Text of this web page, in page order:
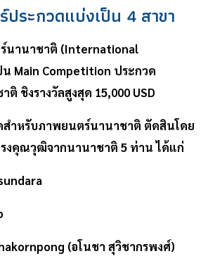
ระกวดแบ่งเป็น 4 สาขา
นานาชาติ (International
Main Competition ประกวด
ชิงรางวัลสูงสุด 15,000 USD
สำหรับภาพยนตร์นานาชาติ ตัดสินโดย
งคุณวุฒิจากนานาชาติ 5 ท่าน ได้แก่
(อโนชา สุวิชากรพงศ์)